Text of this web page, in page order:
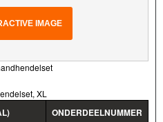
IMAGE
XL
ONDERDEELNUMMER